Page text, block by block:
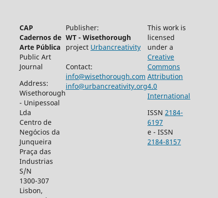
CAP
Cadernos de
Arte Pública
Public Art
Journal
Address:
Wisethorough
- Unipessoal
Lda
Centro de
Negócios da
Junqueira
Praça das
Industrias
S/N
1300-307
Lisbon,
Publisher:
WT - Wisethorough
project Urbancreativity
Contact:
info@wisethorough.com
info@urbancreativity.org
This work is
licensed
under a
Creative
Commons
Attribution
4.0
International
ISSN 2184-
6197
e - ISSN
2184-8157